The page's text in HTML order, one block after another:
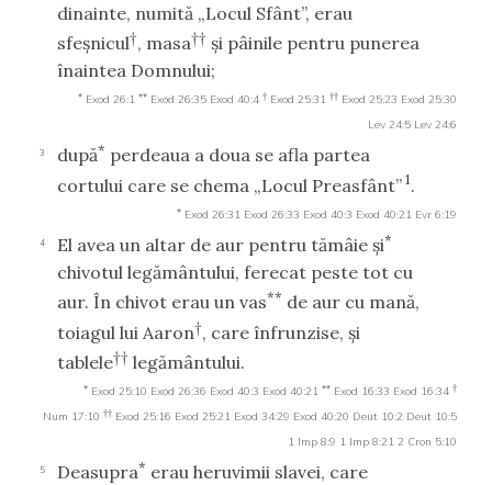
dinainte, numită „Locul Sfânt”, erau
sfeşnicul†, masa†† şi pâinile pentru punerea
înaintea Domnului;
* Exod 26:1 ** Exod 26:35 Exod 40:4 † Exod 25:31 †† Exod 25:23 Exod 25:30
Lev 24:5 Lev 24:6
3 după* perdeaua a doua se afla partea
cortului care se chema „Locul Preasfânt”1.
* Exod 26:31 Exod 26:33 Exod 40:3 Exod 40:21 Evr 6:19
4 El avea un altar de aur pentru tămâie şi*
chivotul legământului, ferecat peste tot cu
aur. În chivot erau un vas** de aur cu mană,
toiagul lui Aaron†, care înfrunzise, şi
tablele†† legământului.
* Exod 25:10 Exod 26:36 Exod 40:3 Exod 40:21 ** Exod 16:33 Exod 16:34 †
Num 17:10 †† Exod 25:16 Exod 25:21 Exod 34:29 Exod 40:20 Deut 10:2 Deut 10:5
1 Imp 8:9 1 Imp 8:21 2 Cron 5:10
5 Deasupra* erau heruvimii slavei, care